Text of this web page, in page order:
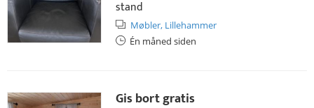
stand
Møbler, Lillehammer
Én måned siden
Gis bort gratis